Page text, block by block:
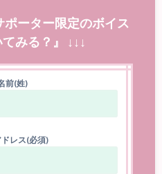
ポーター限定のボイス
みる？』 ↓↓↓
前(姓)
ドレス(必須)